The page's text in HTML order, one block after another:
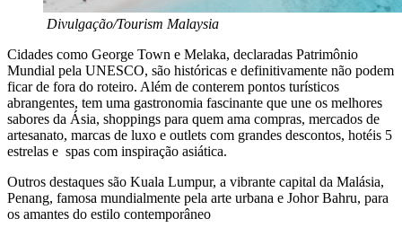
Divulgação/Tourism Malaysia
Cidades como George Town e Melaka, declaradas Patrimônio
Mundial pela UNESCO, são históricas e definitivamente não podem
ficar de fora do roteiro. Além de conterem pontos turísticos
abrangentes, tem uma gastronomia fascinante que une os melhores
sabores da Ásia, shoppings para quem ama compras, mercados de
artesanato, marcas de luxo e outlets com grandes descontos, hotéis 5
estrelas e spas com inspiração asiática.
Outros destaques são Kuala Lumpur, a vibrante capital da Malásia,
Penang, famosa mundialmente pela arte urbana e Johor Bahru, para
os amantes do estilo contemporâneo